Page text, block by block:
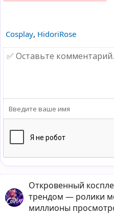
Cosplay, HidoriRose
Откровенный
трендом — ролики
миллионы